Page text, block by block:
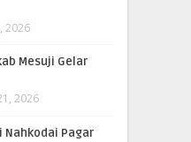
2026
Mesuji Gelar
2026
Nahkodai Pagar